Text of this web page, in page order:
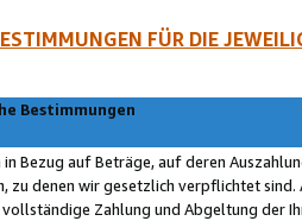
FÜR DIE
Bestimmungen
Bezug auf Beträge, auf deren
zu denen wir gesetzlich verpflichtet
Zahlung und Abgeltung der